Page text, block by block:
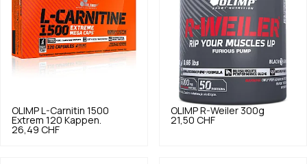
OLIMP L-Carnitin 1500
Extrem 120 Kappen.
26,49 CHF
OLIMP R-Weiler 300g
21,50 CHF